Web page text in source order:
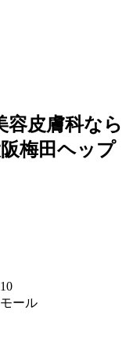
ール